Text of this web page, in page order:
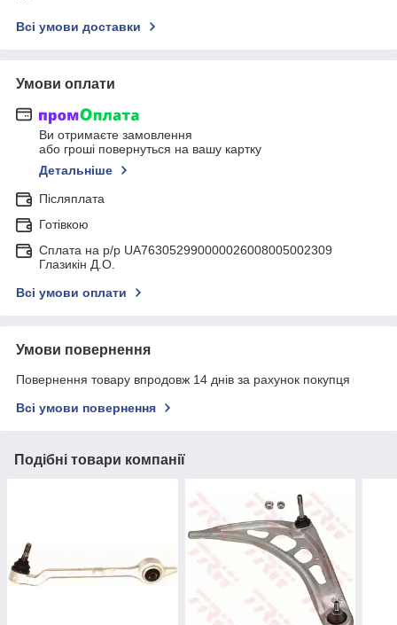
Всі умови доставки
Умови оплати
Ви отримаєте замовлення
або гроші повернуться на вашу картку
Детальніше
Післяплата
Готівкою
Сплата на р/р UA763052990000026008005002309
Глазикін Д.О.
Всі умови оплати
Умови повернення
Повернення товару впродовж 14 днів за рахунок покупця
Всі умови повернення
Подібні товари компанії